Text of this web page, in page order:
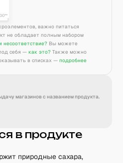
важно питаться
не обладает полным набором
несоответствие? Вы можете
себя — как это? Также можно
в списках — подробнее
магазинов с названием продукта.
в продукте
природные сахара,